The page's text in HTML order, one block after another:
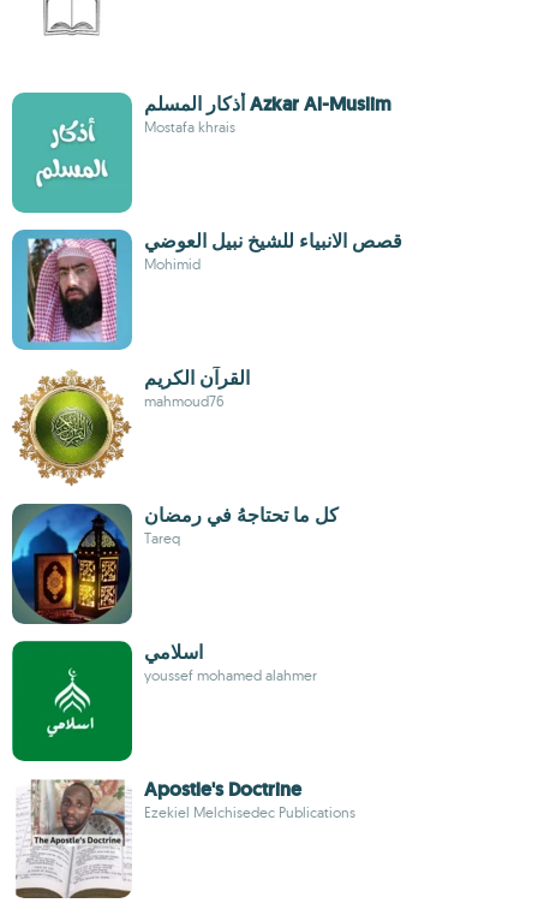
أذكار المسلم Azkar Al-Muslim
Mostafa khrais
قصص الانبياء للشيخ نبيل العوضي
Mohimid
القرآن الكريم
mahmoud76
كل ما تحتاجهُ في رمضان
Tareq
اسلامي
youssef mohamed alahmer
Apostle's Doctrine
Ezekiel Melchisedec Publications